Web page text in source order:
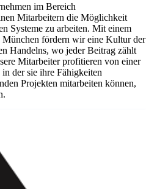
im Bereich
Mitarbeitern die Möglichkeit
Systeme zu arbeiten. Mit einem
fördern wir eine Kultur der
Handelns, wo jeder Beitrag zählt
Mitarbeiter profitieren von einer
der sie ihre Fähigkeiten
Projekten mitarbeiten können,